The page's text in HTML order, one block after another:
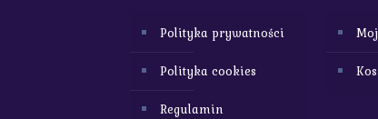
Polityka prywatności
Polityka cookies
Regulamin